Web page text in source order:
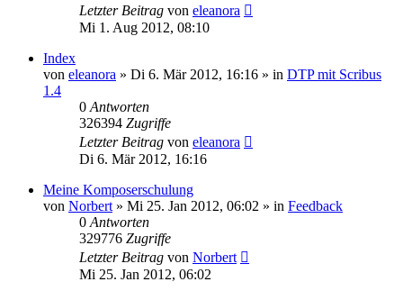
Letzter Beitrag von eleanora
Mi 1. Aug 2012, 08:10
Index
von eleanora » Di 6. Mär 2012, 16:16 » in DTP mit Scribus
1.4
0 Antworten
326394 Zugriffe
Letzter Beitrag von eleanora
Di 6. Mär 2012, 16:16
Meine Komposerschulung
von Norbert » Mi 25. Jan 2012, 06:02 » in Feedback
0 Antworten
329776 Zugriffe
Letzter Beitrag von Norbert
Mi 25. Jan 2012, 06:02